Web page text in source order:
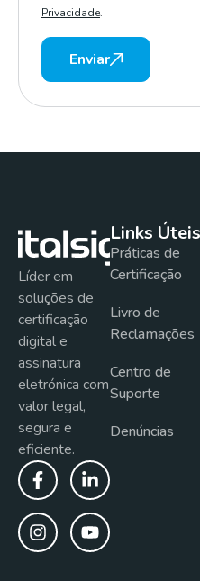
Privacidade.
Enviar
Líder em
soluções de
certificação
digital e
assinatura
eletrónica com
valor legal,
segura e
eficiente.
Links Úteis
Práticas de
Certificação
Livro de
Reclamações
Centro de
Suporte
Denúncias